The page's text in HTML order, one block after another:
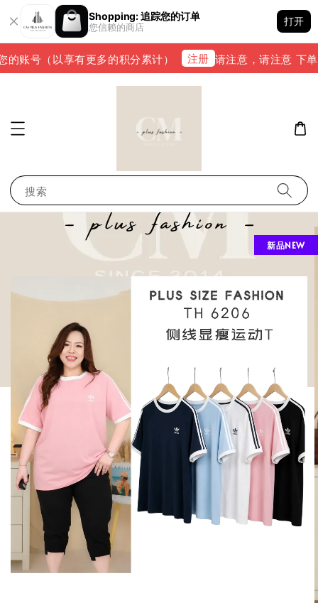
Shopping: 追踪您的订单
您信赖的商店
打开
号（以享有更多的积分累计） 注册 请注意，请注意 下单
搜索
新品NEW